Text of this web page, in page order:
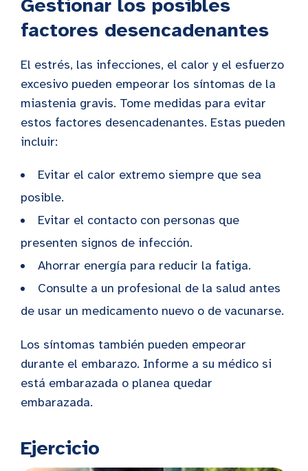
Gestionar los posibles
factores desencadenantes
El estrés, las infecciones, el calor y el esfuerzo
excesivo pueden empeorar los síntomas de la
miastenia gravis. Tome medidas para evitar
estos factores desencadenantes. Estas pueden
incluir:
Evitar el calor extremo siempre que sea
posible.
Evitar el contacto con personas que
presenten signos de infección.
Ahorrar energía para reducir la fatiga.
Consulte a un profesional de la salud antes
de usar un medicamento nuevo o de vacunarse.
Los síntomas también pueden empeorar
durante el embarazo. Informe a su médico si
está embarazada o planea quedar
embarazada.
Ejercicio